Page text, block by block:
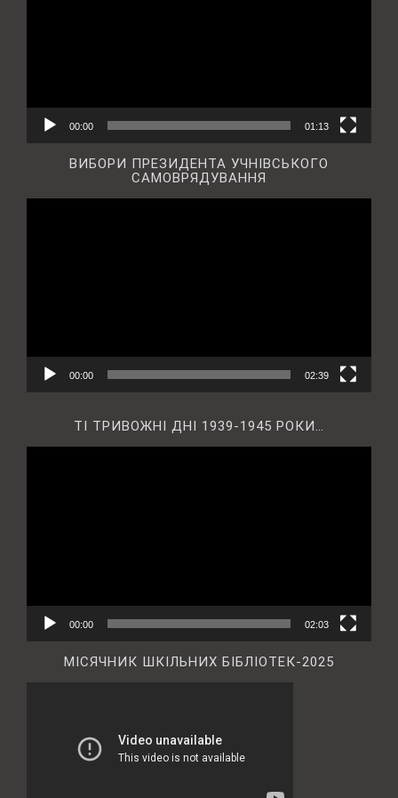
00:00 01:13
ВИБОРИ ПРЕЗИДЕНТА УЧНІВСЬКОГО
САМОВРЯДУВАННЯ
00:00 02:39
ТІ ТРИВОЖНІ ДНІ 1939-1945 РОКИ…
00:00 02:03
МІСЯЧНИК ШКІЛЬНИХ БІБЛІОТЕК-2025